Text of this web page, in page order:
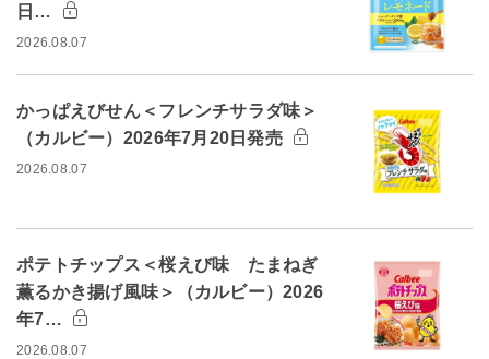
日…
2026.08.07
かっぱえびせん＜フレンチサラダ味＞
（カルビー）2026年7月20日発売
2026.08.07
ポテトチップス＜桜えび味 たまねぎ
薫るかき揚げ風味＞（カルビー）2026
年7…
2026.08.07